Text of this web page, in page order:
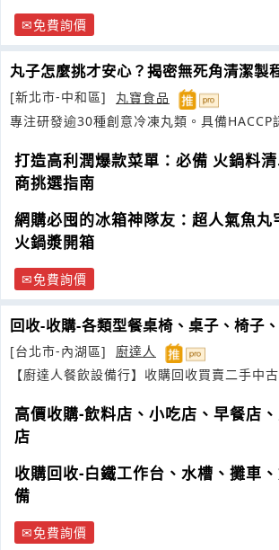
免費詢價
丸子怎麼挑才安心？揭密無死角清潔製
丸挑選術
[新北市-中和區]
丸寶食品
專注研發逾30種創意冷凍丸類。具備HACCP
打造高利潤爆款菜單：必備 火鍋料
商挑選指南
網購必囤的冰箱神隊友：超人氣魚丸
火鍋漿開箱
免費詢價
回收-收購-各類型餐桌椅、桌子、椅子
[台北市-內湖區]
廚達人
【廚達人餐飲設備行】收購回收買賣二手中
高價收購-飲料店、小吃店、早餐店
店
收購回收-白鐵工作台、水槽、攤車
備
免費詢價